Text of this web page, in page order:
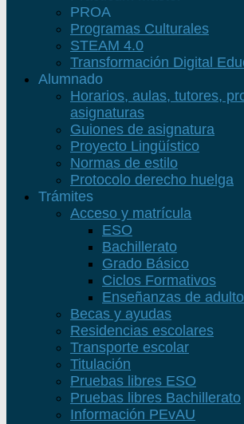
PROA
Programas Culturales
STEAM 4.0
Transformación Digital
Alumnado
Horarios, aulas, tutores,
asignaturas
Guiones de asignatura
Proyecto Lingüístico
Normas de estilo
Protocolo derecho huelga
Trámites
Acceso y matrícula
ESO
Bachillerato
Grado Básico
Ciclos Formativos
Enseñanzas de
Becas y ayudas
Residencias escolares
Transporte escolar
Titulación
Pruebas libres ESO
Pruebas libres Bachillerato
Información PEvAU